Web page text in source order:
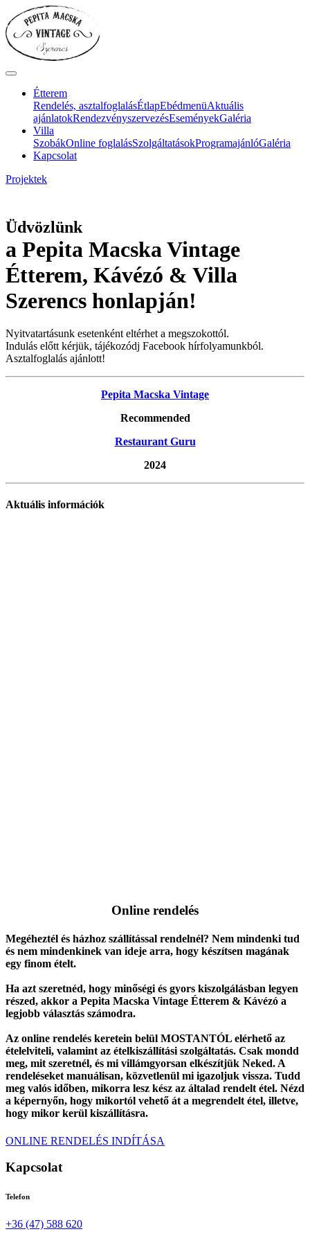
Étterem
Rendelés, asztalfoglalásÉtlapEbédmenüAktuális
ajánlatokRendezvényszervezésEseményekGaléria
Villa
SzobákOnline foglalásSzolgáltatásokProgramajánlóGaléria
Kapcsolat
Projektek
Üdvözlünk
a Pepita Macska Vintage
Étterem, Kávézó & Villa
Szerencs honlapján!
Nyitvatartásunk esetenként eltérhet a megszokottól.
Indulás előtt kérjük, tájékozódj Facebook hírfolyamunkból.
Asztalfoglalás ajánlott!
Pepita Macska Vintage
Recommended
Restaurant Guru
2024
Aktuális információk
Online rendelés
Megéheztél és házhoz szállítással rendelnél? Nem mindenki tud
és nem mindenkinek van ideje arra, hogy készítsen magának
egy finom ételt.
Ha azt szeretnéd, hogy minőségi és gyors kiszolgálásban legyen
részed, akkor a Pepita Macska Vintage Étterem & Kávézó a
legjobb választás számodra.
Az online rendelés keretein belül MOSTANTÓL elérhető az
ételelviteli, valamint az ételkiszállítási szolgáltatás. Csak mondd
meg, mit szeretnél, és mi villámgyorsan elkészítjük Neked. A
rendeléseket manuálisan, közvetlenül mi igazoljuk vissza. Tudd
meg valós időben, mikorra lesz kész az általad rendelt étel. Nézd
a képernyőn, hogy mikortól vehető át a megrendelt étel, illetve,
hogy mikor kerül kiszállításra.
ONLINE RENDELÉS INDÍTÁSA
Kapcsolat
Telefon
+36 (47) 588 620